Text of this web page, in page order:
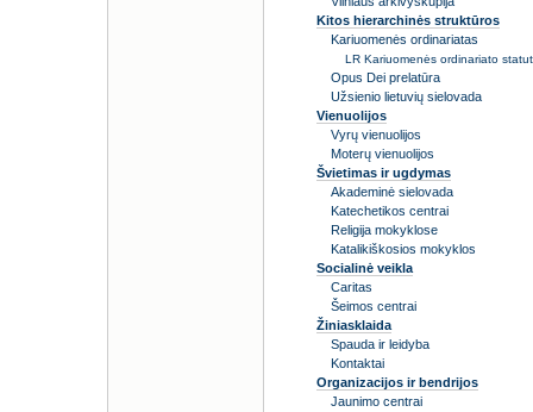
Kitos hierarchinės struktūros
Kariuomenės ordinariatas
LR Kariuomenės ordinariato
Opus Dei prelatūra
Užsienio lietuvių sielovada
Vienuolijos
Vyrų vienuolijos
Moterų vienuolijos
Švietimas ir ugdymas
Akademinė sielovada
Katechetikos centrai
Religija mokyklose
Katalikiškosios mokyklos
Socialinė veikla
Caritas
Šeimos centrai
Žiniasklaida
Spauda ir leidyba
Kontaktai
Organizacijos ir bendrijos
Jaunimo centrai